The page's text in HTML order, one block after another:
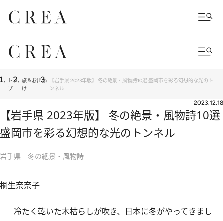
トッ
プ
旅＆お出か
け
【岩手県 2023年版】 冬の絶景・風物詩10選 盛岡市を彩る幻想的な光のト
ンネル
2023.12.18
【岩手県 2023年版】 冬の絶景・風物詩10選
盛岡市を彩る幻想的な光のトンネル
岩手県 冬の絶景・風物詩
桐生奈奈子
冷たく乾いた木枯らしが吹き、日本に冬がやってきまし